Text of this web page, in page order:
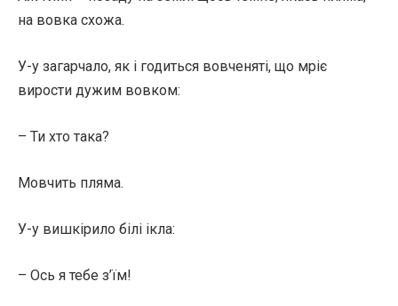
на вовка схожа.
У-у загарчало, як і годиться вовченяті, що мріє
вирости дужим вовком:
– Ти хто така?
Мовчить пляма.
У-у вишкірило білі ікла:
– Ось я тебе з’їм!